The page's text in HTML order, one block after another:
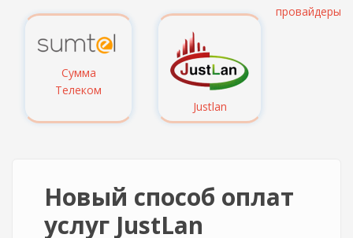
Сумма
Телеком
Justlan
провайдеры
Новый способ оплат
услуг JustLan